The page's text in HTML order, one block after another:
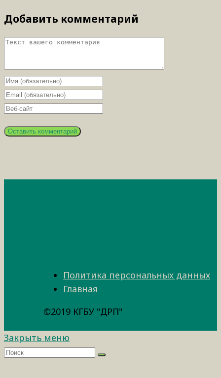
Добавить комментарий
Политика персональных данных
Главная
©2019 КГБУ "ДРП"
Закрыть меню